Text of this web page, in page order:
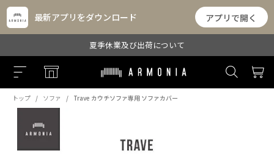
最新アプリをダウンロード アプリで開く
夏季休業及び出荷について
トップ ソファ Trave カウチソファ専用 ソファカバー